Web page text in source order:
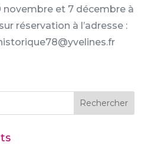
novembre et 7 décembre à
sur réservation à l’adresse :
Rechercher